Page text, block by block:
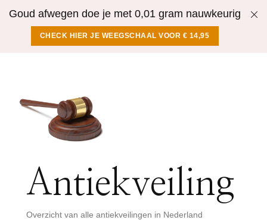
Goud afwegen doe je met 0,01 gram nauwkeurig
CHECK HIER JE WEEGSCHAAL VOOR € 14,95
Antiekveiling
Overzicht van alle antiekveilingen in Nederland